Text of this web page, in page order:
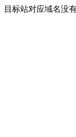
目标站对应域名没